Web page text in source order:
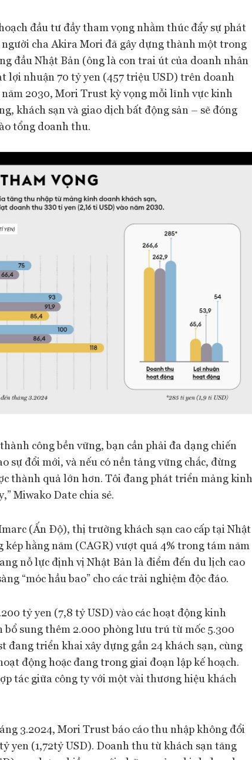
đầu tư đầy tham vọng nhằm thúc đẩy sự phát
cha Akira Mori đã gây dựng thành một trong
đầu Nhật Bản (ông là con trai út của doanh nhân
lợi nhuận 70 tỷ yen (457 triệu USD) trên doanh
2030, Mori Trust kỳ vọng mỗi lĩnh vực kinh
khách sạn và giao dịch bất động sản – sẽ đóng
tổng doanh thu.
công bền vững, bạn cần phải đa dạng chiến
sự đổi mới, và nếu có nền tảng vững chắc, đừng
thành quả lớn hơn. Tôi đang phát triển mảng kinh
Miwako Date chia sẻ.
(Ấn Độ), thị trường khách sạn cao cấp tại Nhật
hằng năm (CAGR) vượt quá 4% trong tám năm
nỗ lực định vị Nhật Bản là điểm đến du lịch cao
“móc hầu bao” cho các trải nghiệm độc đáo.
tỷ yen (7,8 tỷ USD) vào các hoạt động kinh
bổ sung thêm 2.000 phòng lưu trú từ mốc 5.300
đang triển khai xây dựng gần 24 khách sạn, cùng
động hoặc đang trong giai đoạn lập kế hoạch.
tác giữa công ty với một vài thương hiệu khách
3.2024, Mori Trust báo cáo thu nhập không đổi
yen (1,72tỷ USD). Doanh thu từ khách sạn tăng